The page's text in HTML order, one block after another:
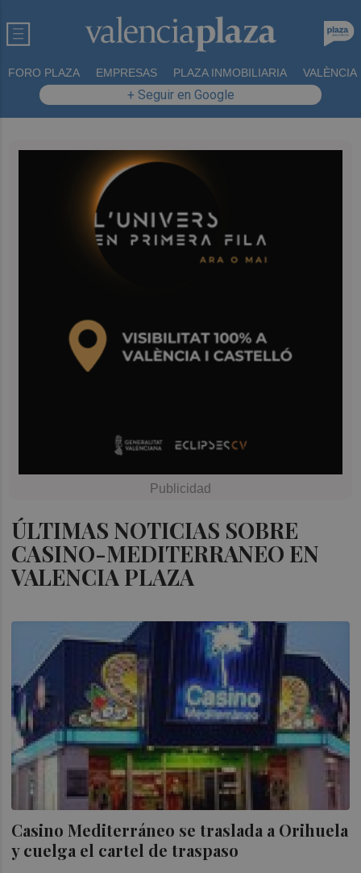
FORO PLAZA EMPRESAS PLAZA INMOBILIARIA VALÈNCIA
+ Seguir en Google
ÚLTIMAS NOTICIAS SOBRE
CASINO-MEDITERRANEO EN
VALENCIA PLAZA
Casino Mediterráneo se traslada a Orihuela
y cuelga el cartel de traspaso